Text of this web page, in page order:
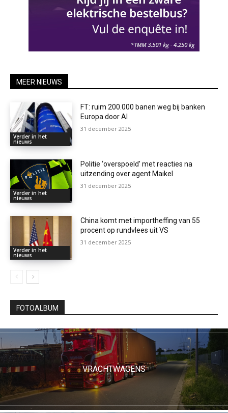
MEER NIEUWS
Verder in het
nieuws
FT: ruim 200.000 banen weg bij banken
Europa door AI
31 december 2025
Verder in het
nieuws
Politie ‘overspoeld’ met reacties na
uitzending over agent Maikel
31 december 2025
Verder in het
nieuws
China komt met importheffing van 55
procent op rundvlees uit VS
31 december 2025
FOTOALBUM
VRACHTWAGENS